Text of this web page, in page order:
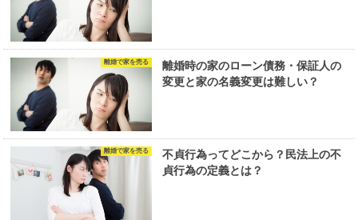
離婚で家を売る
離婚時の家のローン債務・保証人の
変更と家の名義変更は難しい？
離婚で家を売る
不貞行為ってどこから？民法上の不
貞行為の定義とは？